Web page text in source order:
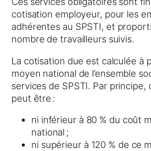
cotisation employeur, pour les
adhérentes au SPSTI, et
nombre de travailleurs suivis.
La cotisation due est calculée à
moyen national de l’ensemble
services de SPSTI. Par principe,
peut être :
ni inférieur à 80 % du coût
national ;
ni supérieur à 120 % de ce